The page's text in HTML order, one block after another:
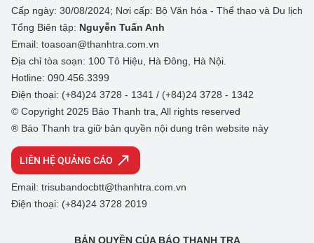
Cấp ngày: 30/08/2024; Nơi cấp: Bộ Văn hóa - Thể thao và Du lịch
Tổng Biên tập: Nguyễn Tuấn Anh
Email: toasoan@thanhtra.com.vn
Địa chỉ tòa soạn: 100 Tô Hiệu, Hà Đông, Hà Nội.
Hotline: 090.456.3399
Điện thoại: (+84)24 3728 - 1341 / (+84)24 3728 - 1342
© Copyright 2025 Báo Thanh tra, All rights reserved
® Báo Thanh tra giữ bản quyền nội dung trên website này
LIÊN HỆ QUẢNG CÁO
Email: trisubandocbtt@thanhtra.com.vn
Điện thoại: (+84)24 3728 2019
BẢN QUYỀN CỦA BÁO THANH TRA